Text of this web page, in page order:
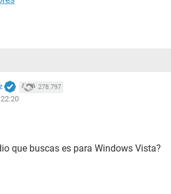
278.797
que buscas es para Windows Vista?